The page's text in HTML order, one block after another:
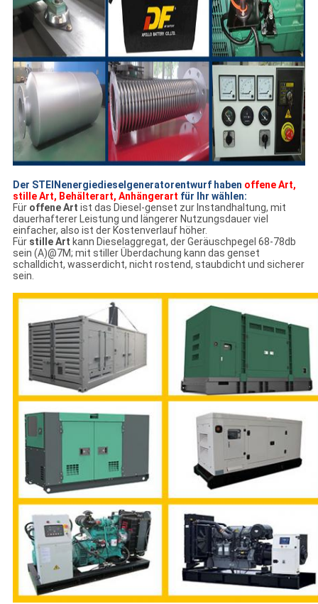
Der STEINenergiedieselgeneratorentwurf haben offene Art,
stille Art, Behälterart, Anhängerart für Ihr wählen:
Für offene Art ist das Diesel-genset zur Instandhaltung, mit
dauerhafterer Leistung und längerer Nutzungsdauer viel
einfacher, also ist der Kostenverlauf höher.
Für stille Art kann Dieselaggregat, der Geräuschpegel 68-78db
sein (A)@7M; mit stiller Überdachung kann das genset
schalldicht, wasserdicht, nicht rostend, staubdicht und sicherer
sein.